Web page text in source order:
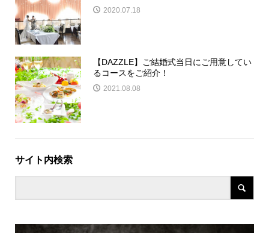
2020.07.18
【DAZZLE】ご結婚式当日にご用意してい
るコースをご紹介！
2021.08.08
サイト内検索